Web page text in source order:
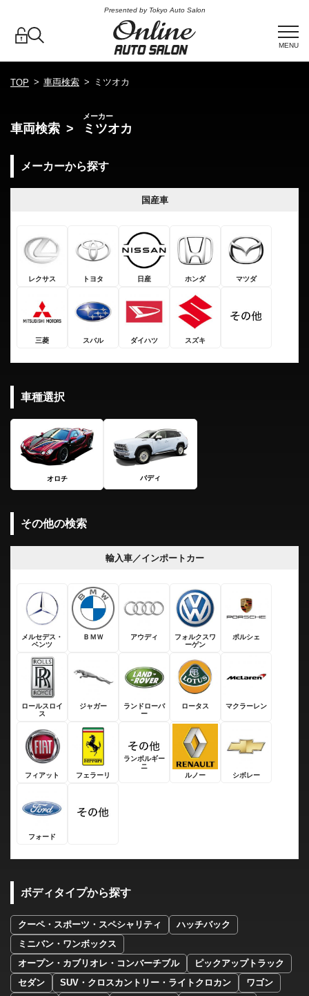
Presented by Tokyo Auto Salon
MENU
TOP 車両検索 ミツオカ
車両検索
メーカー
ミツオカ
メーカーから探す
国産車
レクサス トヨタ 日産 ホンダ マツダ
三菱 スバル ダイハツ スズキ
車種選択
オロチ バディ
その他の検索
輸入車／インポートカー
メルセデス・
ベンツ
ＢＭＷ アウディ
フォルクスワ
ーゲン
ポルシェ
ロールスロイ
ス
ジャガー
ランドローバ
ー
ロータス マクラーレン
フィアット フェラーリ
ランボルギー
ニ
ルノー
シボレー
フォード
ボディタイプから探す
クーペ・スポーツ・スペシャリティ
ハッチバック
ミニバン・ワンボックス
オープン・カブリオレ・コンバーチブル
ピックアップトラック
セダン
SUV・クロスカントリー・ライトクロカン
ワゴン